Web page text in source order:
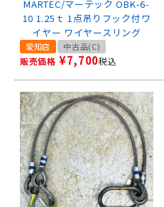
MARTEC/マーテック OBK-6-
10 1.25ｔ 1点吊りフック付ワ
イヤー ワイヤースリング
愛知店 中古品(C)
販売価格 ¥7,700税込